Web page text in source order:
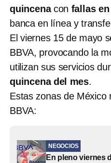
quincenacon fallas
banca en línea y
El viernes 15 de mayo
BBVA, provocando la
utilizan sus servicios
quincena del mes.
Estas zonas de México
BBVA:
NEGOCIOS
En pleno viernes